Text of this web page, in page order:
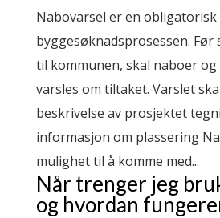
Nabovarsel er en obligatorisk
byggesøknadsprosessen. Før
til kommunen, skal naboer
varsles om tiltaket. Varslet
beskrivelse av prosjektet
informasjon om plassering
mulighet til å komme med...
Når trenger jeg
og hvordan